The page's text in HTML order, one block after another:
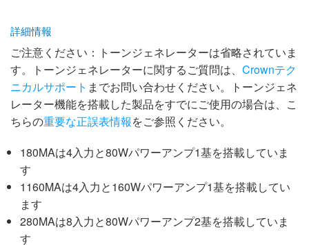
詳細情報
ご注意ください：トーンジェネレーターは省略されていま
す。トーンジェネレーターに関するご質問は、 Crownテク
ニカルサポート までお問い合わせください。トーンジェネ
レーター機能を搭載した製品をすでにご使用の場合は、こ
ちらの重要な正誤表情報をご参照ください。
180MAは4入力と80Wパワーアンプ1基を搭載していま
す
1160MAは4入力と160Wパワーアンプ1基を搭載してい
ます
280MAは8入力と80Wパワーアンプ2基を搭載していま
す